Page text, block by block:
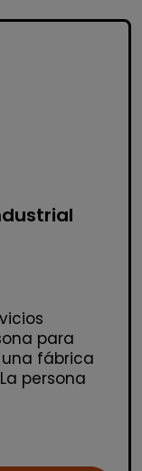
para
fábrica
persona